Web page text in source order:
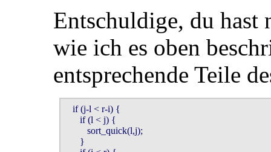
Entschuldige, du
wie ich es oben
entsprechende Teile
   if (j-l < r-i) {
      if (l < j) {
         sort_quick(l,j);
      }